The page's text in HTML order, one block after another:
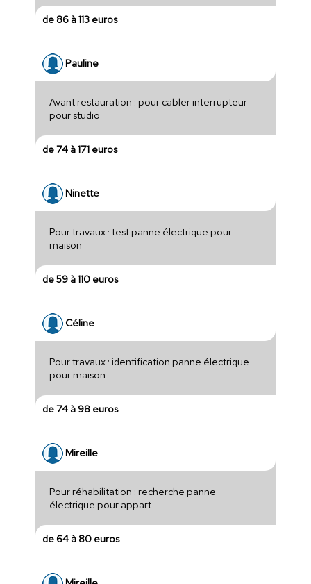
de 86 à 113 euros
Pauline
Avant restauration : pour cabler interrupteur
pour studio
de 74 à 171 euros
Ninette
Pour travaux : test panne électrique pour
maison
de 59 à 110 euros
Céline
Pour travaux : identification panne électrique
pour maison
de 74 à 98 euros
Mireille
Pour réhabilitation : recherche panne
électrique pour appart
de 64 à 80 euros